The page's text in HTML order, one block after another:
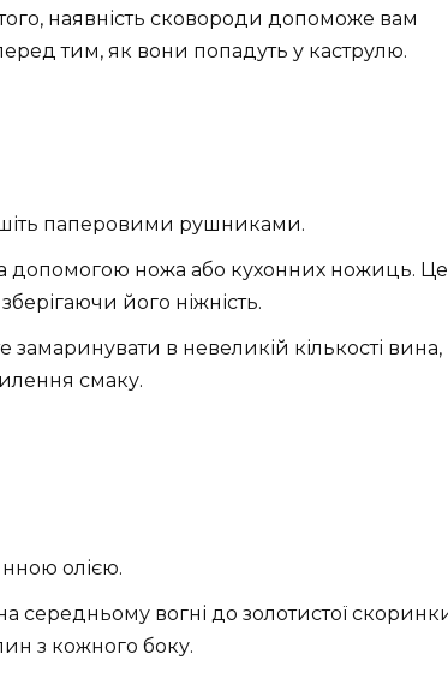
наявність сковороди допоможе вам
тим, як вони попадуть у каструлю.
паперовими рушниками.
допомогою ножа або кухонних ножиць. Це
його ніжність.
в невеликій кількості вина,
смаку.
олією.
вогні до золотистої
з кожного боку.